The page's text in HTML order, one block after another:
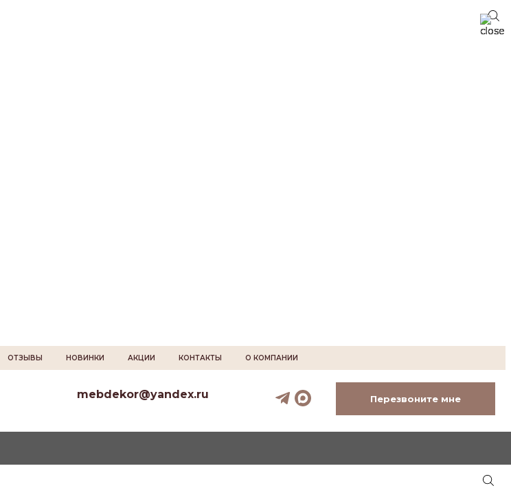
ОТЗЫВЫ НОВИНКИ АКЦИИ КОНТАКТЫ О КОМПАНИИ
mebdekor@yandex.ru Перезвоните мне